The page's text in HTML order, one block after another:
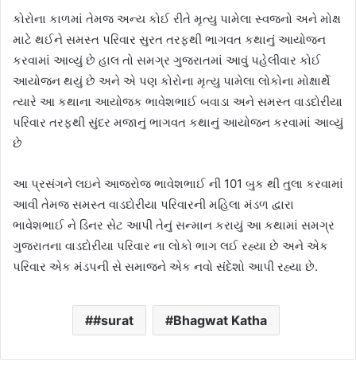
કોરોના કાળમાં તેમજ અન્ય કોઈ રીતે મૃત્યુ પામેલા સ્વજનો અને મોક્ષ
માટે થઈને સમસ્ત પરિવાર સુરત તરફથી ભાગવત કથાનું આયોજન
કરવામાં આવ્યું છે હાલ તો સમગ્ર ગુજરાતમાં આવું પહેલીવાર કોઈ
આયોજન થયું છે અને એ પણ કોરોના મૃત્યુ પામેલા લોકોના મોક્ષાર્થે
ત્યારે આ કથાના આયોજક ભાવેશભાઈ બવાડા અને સમસ્ત વાડદોરીયા
પરિવાર તરફથી સુંદર મજાનું ભાગવત કથાનું આયોજન કરવામાં આવ્યું
છે
આ પ્રસંગને લઇને આજરોજ ભાવેશભાઈ ની 101 બુક થી તુલા કરવામાં
આવી તેમજ સમસ્ત વાડદોરીયા પરિવારની મહિલા મંડળ દ્વારા
ભાવેશભાઈ ને ડિનર સેટ આપી તેનું સન્માન કરાયું આ કથામાં સમગ્ર
ગુજરાતના વાડદોરીયા પરિવાર ના લોકો ભાગ લઈ રહ્યા છે અને એક
પરિવાર એક મંડપની સે સમાજને એક નવો સંદેશો આપી રહ્યા છે.
#surat Bhagwat Katha